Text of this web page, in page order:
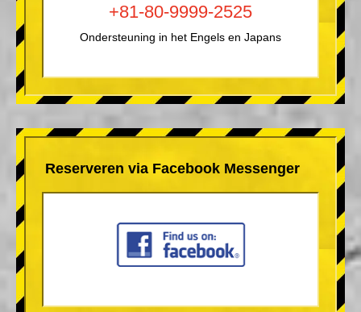
+81-80-9999-2525
Ondersteuning in het Engels en Japans
Reserveren via Facebook Messenger